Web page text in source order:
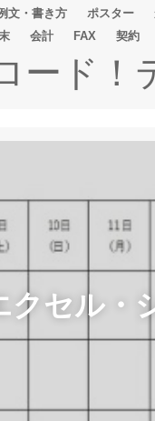
文・書き方 ポスター
会計 FAX 契約
ード！
セル・